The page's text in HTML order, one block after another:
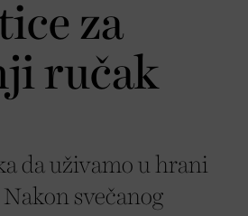
za
ručak
da uživamo u hrani
svečanog